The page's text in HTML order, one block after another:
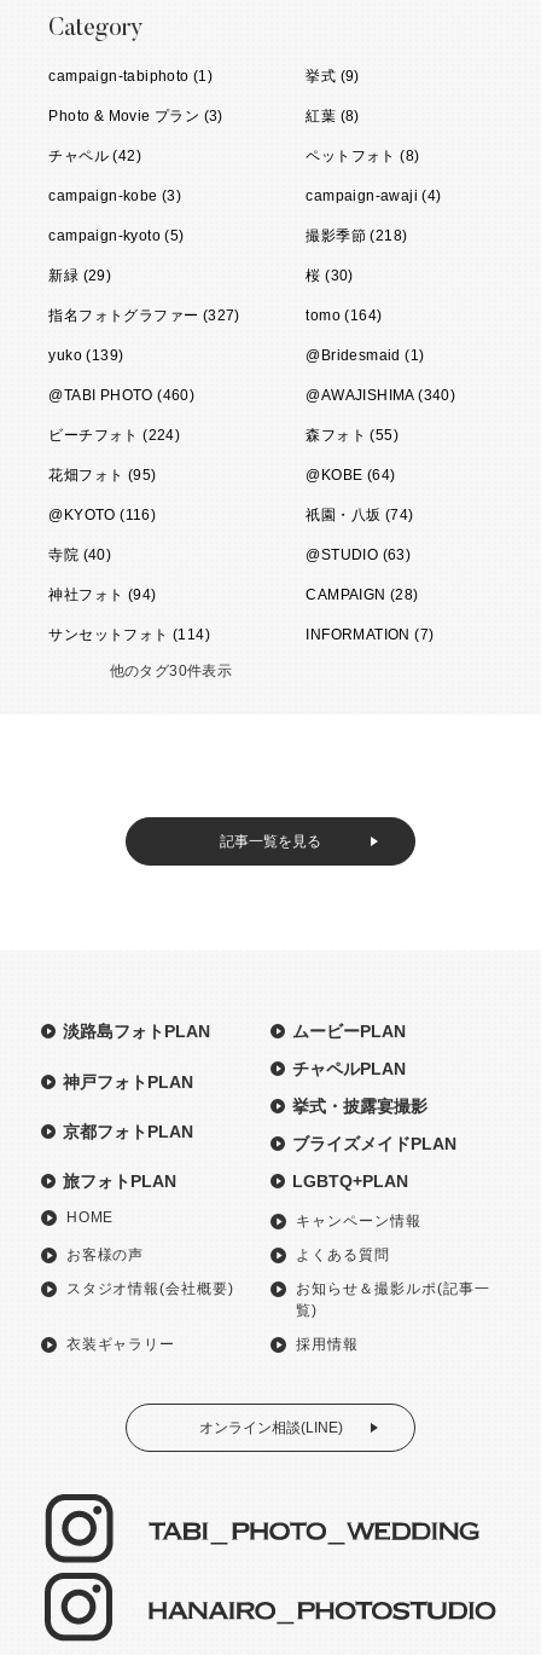
Category
campaign-tabiphoto (1) 挙式 (9)
Photo & Movie プラン (3) 紅葉 (8)
チャペル (42) ペットフォト (8)
campaign-kobe (3) campaign-awaji (4)
campaign-kyoto (5) 撮影季節 (218)
新緑 (29) 桜 (30)
指名フォトグラファー (327) tomo (164)
yuko (139) @Bridesmaid (1)
@TABI PHOTO (460) @AWAJISHIMA (340)
ビーチフォト (224) 森フォト (55)
花畑フォト (95) @KOBE (64)
@KYOTO (116) 祇園・八坂 (74)
寺院 (40) @STUDIO (63)
神社フォト (94) CAMPAIGN (28)
サンセットフォト (114) INFORMATION (7)
他のタグ30件表示
記事一覧を見る
淡路島フォトPLAN
神戸フォトPLAN
京都フォトPLAN
旅フォトPLAN
ムービーPLAN
チャペルPLAN
挙式・披露宴撮影
ブライズメイドPLAN
LGBTQ+PLAN
HOME
キャンペーン情報
お客様の声
よくある質問
スタジオ情報(会社概要)
お知らせ＆撮影ルポ(記事一
覧)
衣装ギャラリー
採用情報
オンライン相談(LINE)